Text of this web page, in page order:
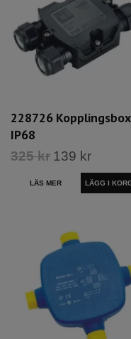
228726 Kopplingsbox
IP68
325 kr 139 kr
LÄS MER